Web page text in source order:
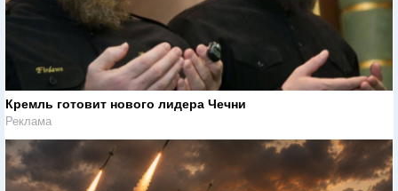
Кремль готовит нового лидера Чечни
Реклама